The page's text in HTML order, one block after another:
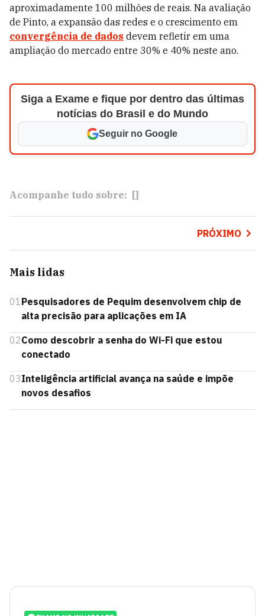
aproximadamente 100 milhões de reais. Na avaliação
de Pinto, a expansão das redes e o crescimento em
convergência de dados devem refletir em uma
ampliação do mercado entre 30% e 40% neste ano.
Siga a Exame e fique por dentro das últimas
notícias do Brasil e do Mundo
Seguir no Google
Acompanhe tudo sobre: []
PRÓXIMO
Mais lidas
01Pesquisadores de Pequim desenvolvem chip de
alta precisão para aplicações em IA
02Como descobrir a senha do Wi-Fi que estou
conectado
03Inteligência artificial avança na saúde e impõe
novos desafios